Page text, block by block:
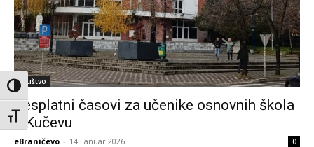
Toggle High Contrast
Toggle Font size
Društvo
Besplatni časovi za učenike osnovnih škola
u Kučevu
eBraničevo - 14. januar 2026. 0